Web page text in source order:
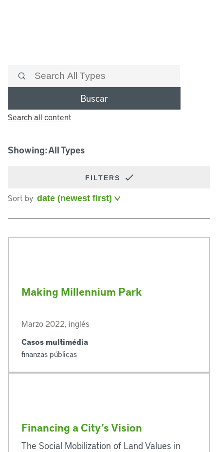
Buscar
Search all content
Showing: All Types
FILTERS
Sort by
Making Millennium Park
Marzo 2022, inglés
Casos multimédia
finanzas públicas
Financing a City’s Vision
The Social Mobilization of Land Values in